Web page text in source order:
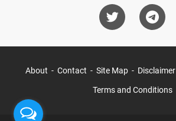
About Contact Site Map Disclaimer
Terms and Conditions